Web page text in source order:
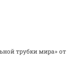
трубки мира» от